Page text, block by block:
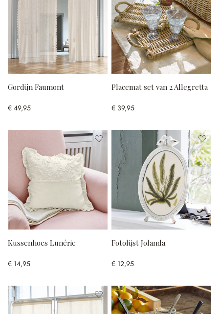
Gordijn Faumont
€ 49,95
Placemat set van 2 Allegretta
€ 39,95
Kussenhoes Lunérie
€ 14,95
Fotolijst Jolanda
€ 12,95